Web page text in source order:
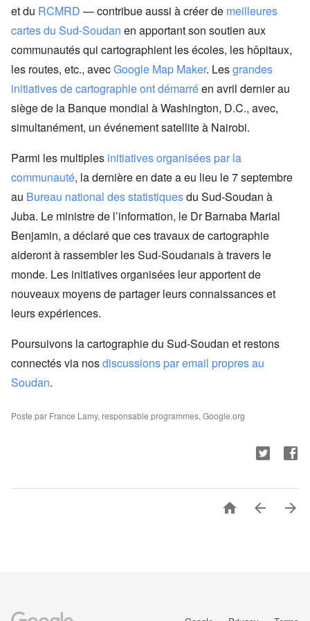
et du RCMRD — contribue aussi à créer de meilleures
cartes du Sud-Soudan en apportant son soutien aux
communautés qui cartographient les écoles, les hôpitaux,
les routes, etc., avecGoogle Map Maker. Lesgrandes
initiatives de cartographie ont démarréen avril dernier au
siège de la Banque mondial à Washington, D.C., avec,
simultanément, un événement satellite à Nairobi.
Parmi les multiples initiatives organisées par la
communauté, la dernière en date a eu lieu le 7 septembre
au Bureau national des statistiquesdu Sud-Soudan à
Juba. Le ministre de l’information, le Dr Barnaba Marial
Benjamin, a déclaré que ces travaux de cartographie
aideront à rassembler les Sud-Soudanais à travers le
monde. Les initiatives organisées leur apportent de
nouveaux moyens de partager leurs connaissances et
leurs expériences.
Poursuivons la cartographie du Sud-Soudan et restons
connectés via nosdiscussions par email propres au
Soudan.
Poste par France Lamy, responsable programmes, Google.org
  